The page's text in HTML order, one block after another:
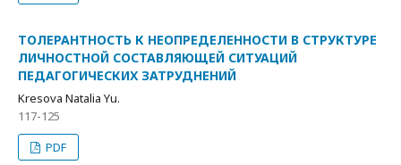
ТОЛЕРАНТНОСТЬ К НЕОПРЕДЕЛЕННОСТИ В СТРУКТУРЕ
ЛИЧНОСТНОЙ СОСТАВЛЯЮЩЕЙ СИТУАЦИЙ
ПЕДАГОГИЧЕСКИХ ЗАТРУДНЕНИЙ
Kresova Natalia Yu.
117-125
PDF